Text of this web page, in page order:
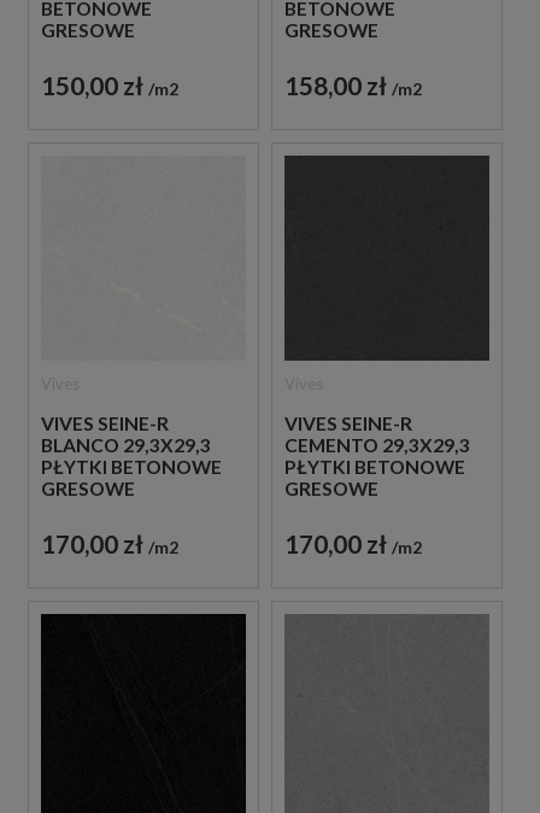
BETONOWE
GRESOWE
150,00 zł m2
BETONOWE
GRESOWE
158,00 zł m2
VIVES SEINE-R
BLANCO 29,3X29,3
PŁYTKI BETONOWE
GRESOWE
170,00 zł m2
VIVES SEINE-R
CEMENTO 29,3X29,3
PŁYTKI BETONOWE
GRESOWE
170,00 zł m2